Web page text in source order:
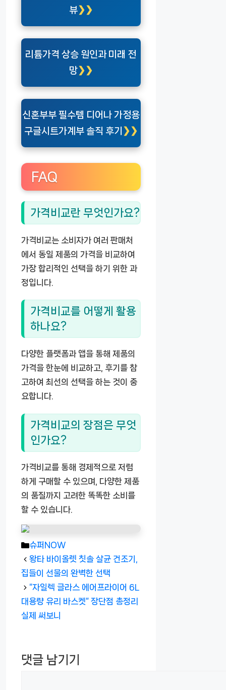
뷰
리튬가격 상승 원인과 미래 전
망
신혼부부 필수템 디어나 가정용
구글시트가계부 솔직 후기
FAQ
가격비교란 무엇인가요?
가격비교는 소비자가 여러 판매처
에서 동일 제품의 가격을 비교하여
가장 합리적인 선택을 하기 위한 과
정입니다.
가격비교를 어떻게 활용
하나요?
다양한 플랫폼과 앱을 통해 제품의
가격을 한눈에 비교하고, 후기를 참
고하여 최선의 선택을 하는 것이 중
요합니다.
가격비교의 장점은 무엇
인가요?
가격비교를 통해 경제적으로 저렴
하게 구매할 수 있으며, 다양한 제품
의 품질까지 고려한 똑똑한 소비를
할 수 있습니다.
카
테
고
리
슈퍼NOW
왕타 바이올렛 칫솔 살균 건조기,
집들이 선물의 완벽한 선택
“자일렉 글라스 에어프라이어 6L
대용량 유리 바스켓” 장단점 총정리
실제 써보니
댓글 남기기